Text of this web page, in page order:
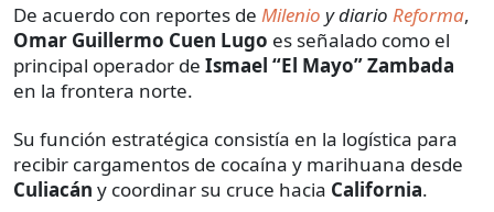
De acuerdo con reportes de Milenio y diario Reforma,
Omar Guillermo Cuen Lugo es señalado como el
principal operador de Ismael “El Mayo” Zambada
en la frontera norte.
Su función estratégica consistía en la logística para
recibir cargamentos de cocaína y marihuana desde
Culiacán y coordinar su cruce hacia California.